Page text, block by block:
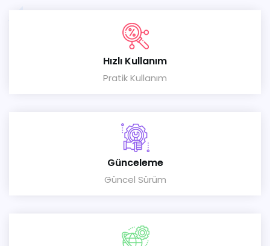
Hızlı Kullanım
Pratik Kullanım
Günceleme
Güncel Sürüm